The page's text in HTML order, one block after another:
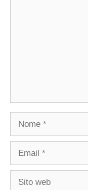
Nome
Email
Sito